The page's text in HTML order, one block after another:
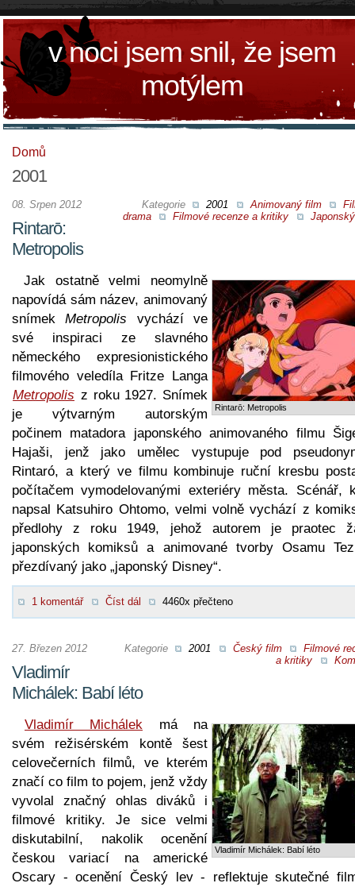
v noci jsem snil, že jsem
motýlem
Domů
2001
Kategorie 2001 Animovaný film
drama
Filmové recenze a kritiky
08. Srpen 2012
Rintarō:
Metropolis
Rintarō: Metropolis
Jak ostatně velmi neomylně
napovídá sám název, animovaný
snímekMetropolis vychází ve
své inspiraci ze slavného
německého expresionistického
filmového veledíla Fritze Langa
Metropolis z roku 1927. Snímek
je výtvarným autorským
počinem matadora japonského animovaného filmu
Hajaši, jenž jako umělec vystupuje pod
Rintaró, a který ve filmu kombinuje ruční kresbu
počítačem vymodelovanými exteriéry města. Scénář,
napsal Katsuhiro Ohtomo, velmi volně vychází z
předlohy z roku 1949, jehož autorem je praotec
japonských komiksů a animované tvorby Osamu
přezdívaný jako „japonský Disney“.
1 komentář Číst dál 4460x přečteno
Kategorie 2001 Český film
Filmové
a kritiky
27. Březen 2012
Vladimír
Michálek: Babí léto
Vladimír Michálek: Babí léto
Vladimír Michálek
má na
svém režisérském kontě šest
celovečerních filmů, ve kterém
značí co film to pojem, jenž vždy
vyvolal značný ohlas diváků i
filmové kritiky. Je sice velmi
diskutabilní, nakolik ocenění
českou variací na americké
Oscary - ocenění Český lev - reflektuje skutečné